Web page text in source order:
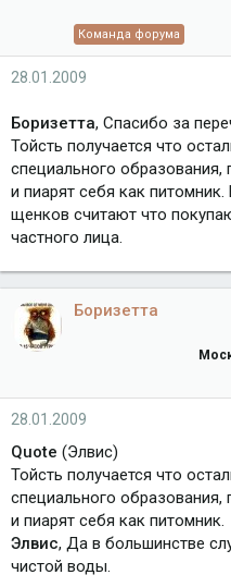
Команда форума
28.01.2009
Боризетта, Спасибо за
Тойсть получается что
специального образования,
и пиарят себя как
щенков считают что
частного лица.
Боризетта
28.01.2009
Quote (Элвис)
Тойсть получается что
специального образования,
и пиарят себя как питомник.
Элвис, Да в большинстве
чистой воды.